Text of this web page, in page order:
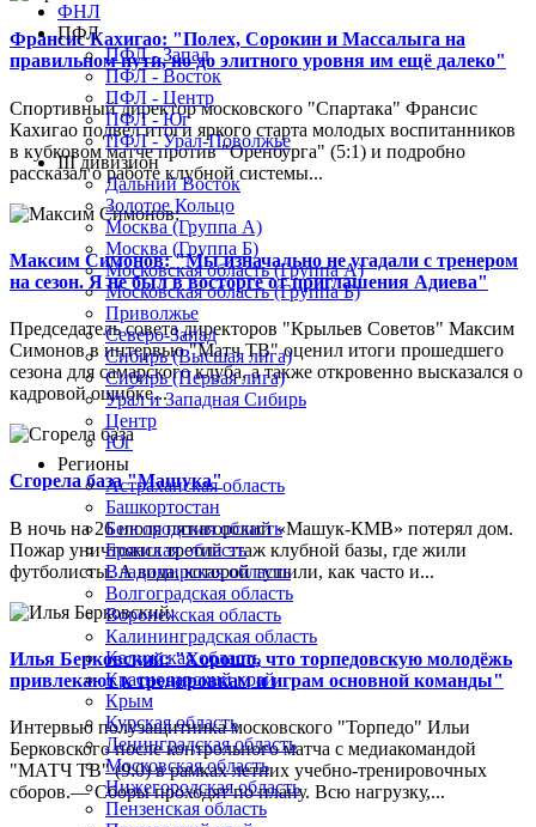
Франсис Кахигао: "Полех, Сорокин и Массалыга на
правильном пути, но до элитного уровня им ещё далеко"
Спортивный директор московского "Спартака" Франсис
Кахигао подвел итоги яркого старта молодых воспитанников
в кубковом матче против "Оренбурга" (5:1) и подробно
рассказал о работе клубной системы...
Максим Симонов: "Мы изначально не угадали с тренером
на сезон. Я не был в восторге от приглашения Адиева"
Председатель совета директоров "Крыльев Советов" Максим
Симонов в интервью "Матч ТВ" оценил итоги прошедшего
сезона для самарского клуба, а также откровенно высказался о
кадровой ошибке...
Сгорела база "Машука"
В ночь на 26 июля пятигорский «Машук-КМВ» потерял дом.
Пожар уничтожил третий этаж клубной базы, где жили
футболисты. А вода, которой тушили, как часто и...
Илья Берковский: "Хорошо, что торпедовскую молодёжь
привлекают к тренировкам и играм основной команды"
Интервью полузащитника московского "Торпедо" Ильи
Берковского после контрольного матча с медиакомандой
"МАТЧ ТВ" (9:0) в рамках летних учебно-тренировочных
сборов.— Сборы проходят по плану. Всю нагрузку,...
ФНЛ
ПФЛ
ПФЛ - Запад
ПФЛ - Восток
ПФЛ - Центр
ПФЛ - Юг
ПФЛ - Урал-Поволжье
III дивизион
Дальний Восток
Золотое Кольцо
Москва (Группа А)
Москва (Группа Б)
Московская область (Группа А)
Московская область (Группа Б)
Приволжье
Северо-Запад
Сибирь (Высшая лига)
Сибирь (Первая лига)
Урал и Западная Сибирь
Центр
Юг
Регионы
Астраханская область
Башкортостан
Белгородская область
Брянская область
Владимирская область
Волгоградская область
Воронежская область
Калининградская область
Калужская область
Краснодарский край
Крым
Курская область
Ленинградская область
Московская область
Нижегородская область
Пензенская область